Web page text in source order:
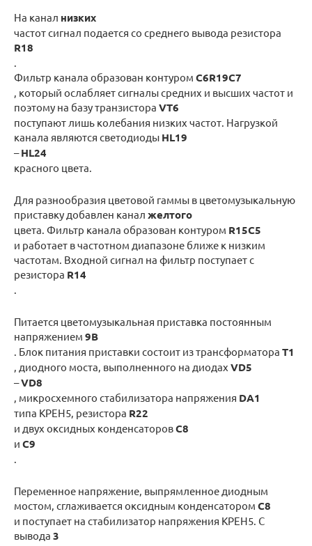
На канал низких
частот сигнал подается со среднего вывода резистора
R18
.
Фильтр канала образован контуром С6R19С7
, который ослабляет сигналы средних и высших частот и
поэтому на базу транзистора VT6
поступают лишь колебания низких частот. Нагрузкой
канала являются светодиоды HL19
–HL24
красного цвета.
Для разнообразия цветовой гаммы в цветомузыкальную
приставку добавлен канал желтого
цвета. Фильтр канала образован контуром R15C5
и работает в частотном диапазоне ближе к низким
частотам. Входной сигнал на фильтр поступает с
резистора R14
.
Питается цветомузыкальная приставка постоянным
напряжением 9В
. Блок питания приставки состоит из трансформатора Т1
, диодного моста, выполненного на диодах VD5
–VD8
, микросхемного стабилизатора напряжения DA1
типа КРЕН5, резистора R22
и двух оксидных конденсаторовС8
и С9
.
Переменное напряжение, выпрямленное диодным
мостом, сглаживается оксидным конденсатором С8
и поступает на стабилизатор напряжения КРЕН5. С
вывода 3